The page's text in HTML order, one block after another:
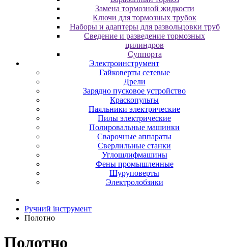
Замена тормозной жидкости
Ключи для тормозных трубок
Наборы и адаптеры для развольцовки труб
Сведение и разведение тормозных
цилиндров
Суппорта
Электроинструмент
Гайковерты сетевые
Дрели
Зарядно пусковое устройство
Краскопульты
Паяльники электрические
Пилы электрические
Полировальные машинки
Сварочные аппараты
Сверлильные станки
Углошлифмашины
Фены промышленные
Шуруповерты
Электролобзики
Ручний інструмент
Полотно
Полотно